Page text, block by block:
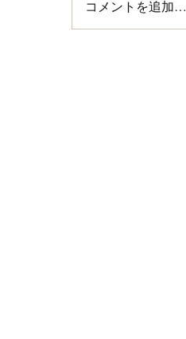
コメントを追加…